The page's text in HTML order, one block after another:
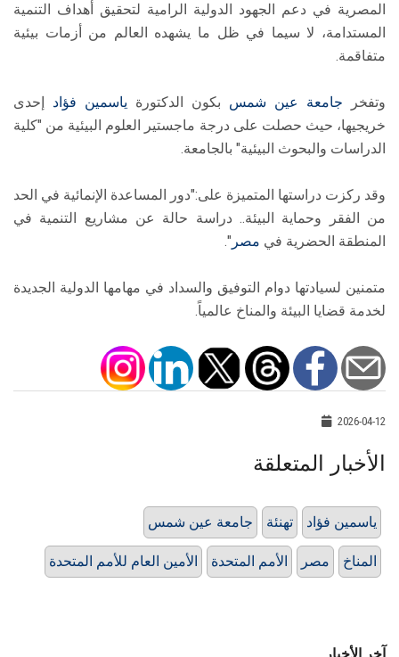
المصرية في دعم الجهود الدولية الرامية لتحقيق أهداف التنمية
المستدامة، لا سيما في ظل ما يشهده العالم من أزمات بيئية
متفاقمة.
وتفخر جامعة عين شمس بكون الدكتورة ياسمين فؤاد
إحدى
خريجيها، حيث حصلت على درجة ماجستير العلوم البيئية من "كلية
الدراسات والبحوث البيئية" بالجامعة.
وقد ركزت دراستها المتميزة على:"دور المساعدة الإنمائية في الحد
من الفقر وحماية البيئة.. دراسة حالة عن مشاريع التنمية في
المنطقة الحضرية في مصر ".
متمنين لسيادتها دوام التوفيق والسداد في مهامها الدولية الجديدة
لخدمة قضايا البيئة والمناخ عالمياً.
2026-04-12
الأخبار المتعلقة
جامعة عين شمس تهنئة ياسمين فؤاد
الأمين العام للأمم المتحدة الأمم المتحدة مصر المناخ